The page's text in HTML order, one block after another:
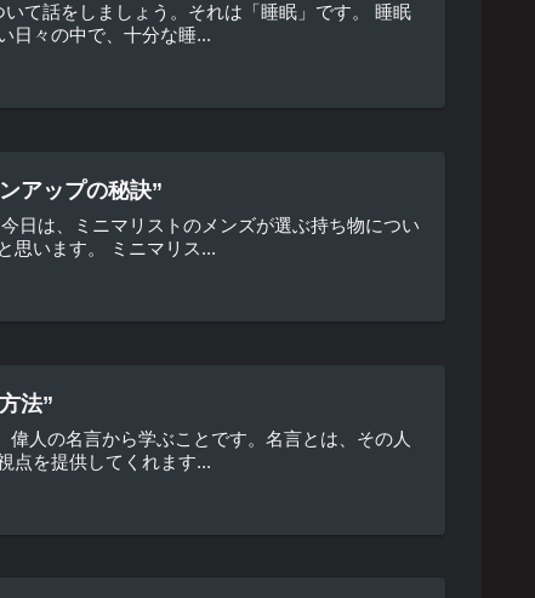
て話をしましょう。それは「睡眠」です。 睡眠
日々の中で、十分な睡...
アップの秘訣”
日は、ミニマリストのメンズが選ぶ持ち物につい
思います。 ミニマリス...
法”
人の名言から学ぶことです。名言とは、その人
点を提供してくれます...